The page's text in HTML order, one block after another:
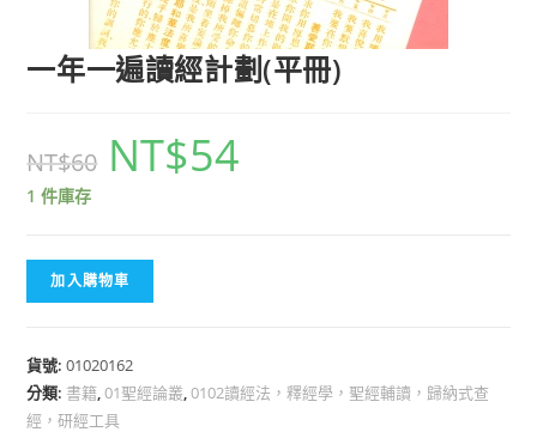
一年一遍讀經計劃(平冊)
NT$60 NT$54
1 件庫存
加入購物車
貨號:01020162
分類: 書籍,01聖經論叢,0102讀經法，釋經學，聖經輔讀，歸納式查
經，研經工具